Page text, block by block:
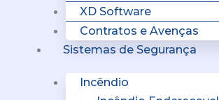
XD Software
Contratos e Avenças
Sistemas de Segurança
Incêndio